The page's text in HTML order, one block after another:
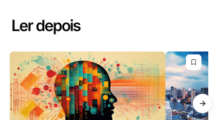
Ler depois